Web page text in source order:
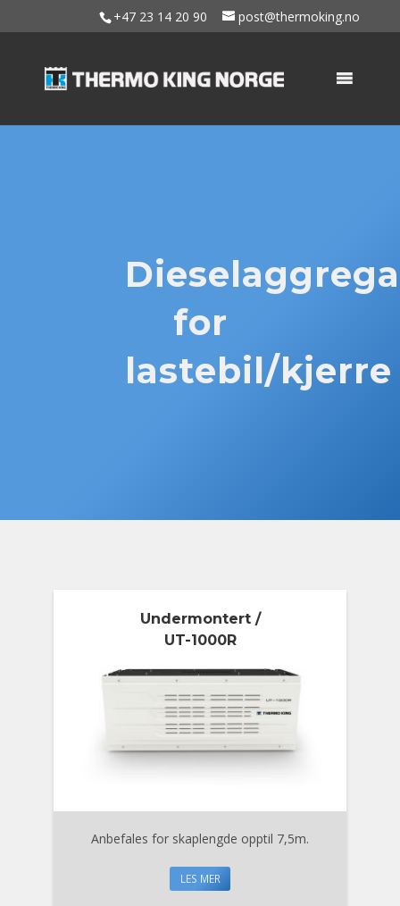
+47 23 14 20 90 post@thermoking.no
for
lastebil/kjerre
Undermontert /
UT-1000R
Anbefales for skaplengde opptil 7,5m.
LES MER